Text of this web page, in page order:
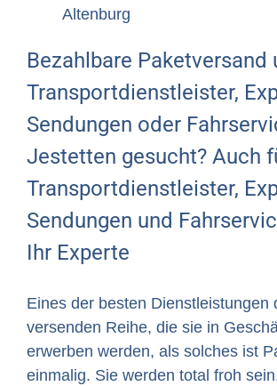
Altenburg
Bezahlbare Paketversand
Transportdienstleister,
Sendungen oder
Jestetten gesucht? Auch
Transportdienstleister,
Sendungen und
Ihr Experte
Eines der besten Dienstleistungen
versenden Reihe, die sie in
erwerben werden, als solches ist
einmalig. Sie werden total froh